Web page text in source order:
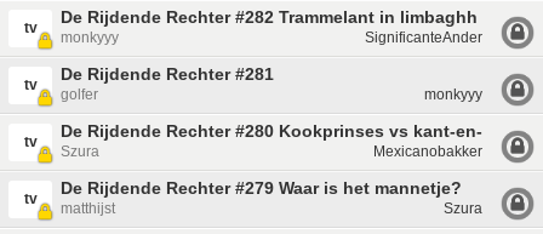
tv
De Rijdende Rechter #282 Trammelant in limbaghh
monkyyy SignificanteAnder
tv
De Rijdende Rechter #281
golfer monkyyy
tv
De Rijdende Rechter #280 Kookprinses vs kant-en-klaar
Szura Mexicanobakker
tv
De Rijdende Rechter #279 Waar is het mannetje?
matthijst Szura